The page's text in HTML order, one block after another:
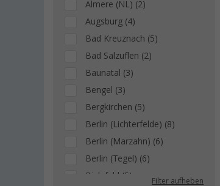
Ten Haaft GmbH (1)
XBlitz (1)
Almere (NL) (2)
Augsburg (4)
Bad Kreuznach (5)
Bad Salzuflen (2)
Baunatal (3)
Bengel (3)
Bergkirchen (5)
Berlin (Lichterfelde) (8)
Berlin (Marzahn) (6)
Berlin (Tegel) (6)
Bielefeld (5)
Filter aufheben